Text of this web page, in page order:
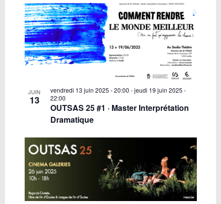
JUIN
13
vendredi 13 juin 2025 - 20:00 -jeudi 19 juin 2025 -
22:00
OUTSAS 25 #1 · Master Interprétation
Dramatique